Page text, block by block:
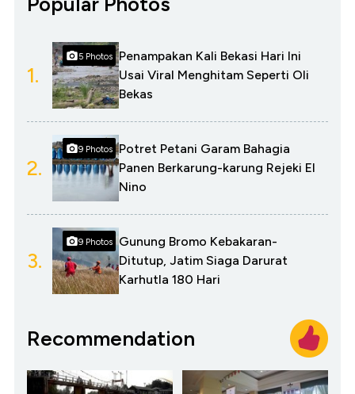
1.
5 Photos
Penampakan Kali Bekasi Hari Ini
Usai Viral Menghitam Seperti Oli
Bekas
2.
9 Photos
Potret Petani Garam Bahagia
Panen Berkarung-karung Rejeki El
Nino
3.
9 Photos
Gunung Bromo Kebakaran-
Ditutup, Jatim Siaga Darurat
Karhutla 180 Hari
Recommendation